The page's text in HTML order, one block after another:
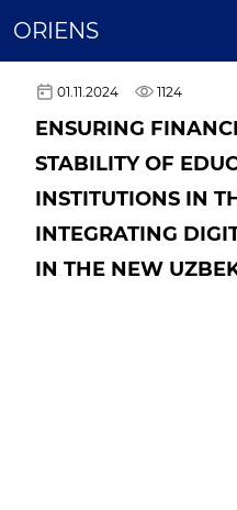
ORIENS
01.11.2024 1124
ENSURING
STABILITY OF
INSTITUTIONS IN
INTEGRATING
IN THE NEW